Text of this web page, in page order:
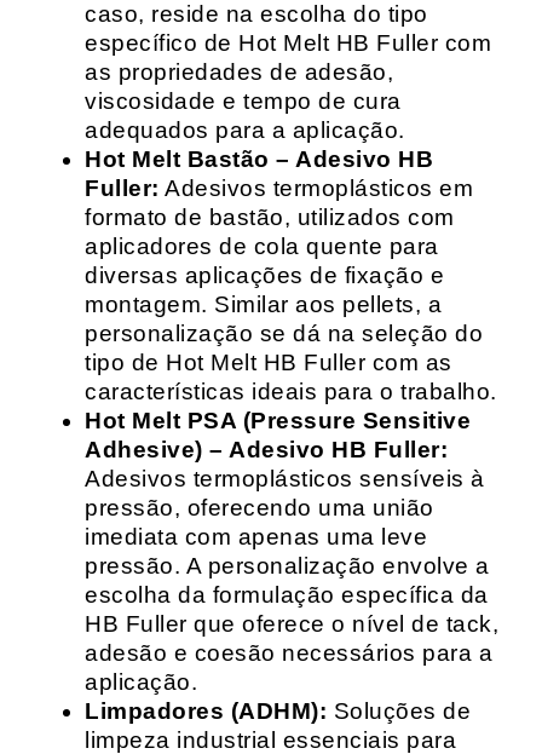
caso, reside na escolha do tipo
específico de Hot Melt HB Fuller com
as propriedades de adesão,
viscosidade e tempo de cura
adequados para a aplicação.
Hot Melt Bastão – Adesivo HB
Fuller: Adesivos termoplásticos em
formato de bastão, utilizados com
aplicadores de cola quente para
diversas aplicações de fixação e
montagem. Similar aos pellets, a
personalização se dá na seleção do
tipo de Hot Melt HB Fuller com as
características ideais para o trabalho.
Hot Melt PSA (Pressure Sensitive
Adhesive) – Adesivo HB Fuller:
Adesivos termoplásticos sensíveis à
pressão, oferecendo uma união
imediata com apenas uma leve
pressão. A personalização envolve a
escolha da formulação específica da
HB Fuller que oferece o nível de tack,
adesão e coesão necessários para a
aplicação.
Limpadores (ADHM): Soluções de
limpeza industrial essenciais para